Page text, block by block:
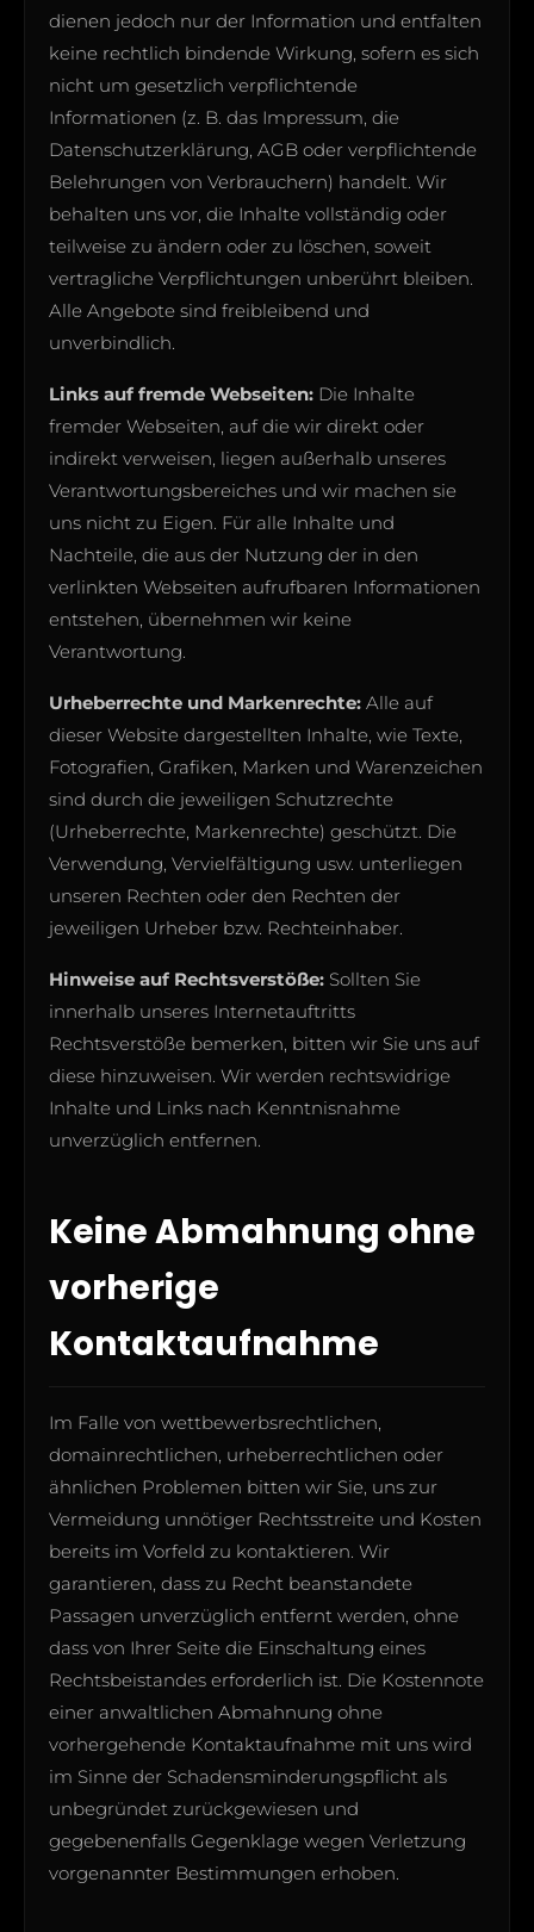
dienen jedoch nur der Information und entfalten
keine rechtlich bindende Wirkung, sofern es sich
nicht um gesetzlich verpflichtende
Informationen (z. B. das Impressum, die
Datenschutzerklärung, AGB oder verpflichtende
Belehrungen von Verbrauchern) handelt. Wir
behalten uns vor, die Inhalte vollständig oder
teilweise zu ändern oder zu löschen, soweit
vertragliche Verpflichtungen unberührt bleiben.
Alle Angebote sind freibleibend und
unverbindlich.
Links auf fremde Webseiten: Die Inhalte
fremder Webseiten, auf die wir direkt oder
indirekt verweisen, liegen außerhalb unseres
Verantwortungsbereiches und wir machen sie
uns nicht zu Eigen. Für alle Inhalte und
Nachteile, die aus der Nutzung der in den
verlinkten Webseiten aufrufbaren Informationen
entstehen, übernehmen wir keine
Verantwortung.
Urheberrechte und Markenrechte: Alle auf
dieser Website dargestellten Inhalte, wie Texte,
Fotografien, Grafiken, Marken und Warenzeichen
sind durch die jeweiligen Schutzrechte
(Urheberrechte, Markenrechte) geschützt. Die
Verwendung, Vervielfältigung usw. unterliegen
unseren Rechten oder den Rechten der
jeweiligen Urheber bzw. Rechteinhaber.
Hinweise auf Rechtsverstöße: Sollten Sie
innerhalb unseres Internetauftritts
Rechtsverstöße bemerken, bitten wir Sie uns auf
diese hinzuweisen. Wir werden rechtswidrige
Inhalte und Links nach Kenntnisnahme
unverzüglich entfernen.
Keine Abmahnung ohne
vorherige
Kontaktaufnahme
Im Falle von wettbewerbsrechtlichen,
domainrechtlichen, urheberrechtlichen oder
ähnlichen Problemen bitten wir Sie, uns zur
Vermeidung unnötiger Rechtsstreite und Kosten
bereits im Vorfeld zu kontaktieren. Wir
garantieren, dass zu Recht beanstandete
Passagen unverzüglich entfernt werden, ohne
dass von Ihrer Seite die Einschaltung eines
Rechtsbeistandes erforderlich ist. Die Kostennote
einer anwaltlichen Abmahnung ohne
vorhergehende Kontaktaufnahme mit uns wird
im Sinne der Schadensminderungspflicht als
unbegründet zurückgewiesen und
gegebenenfalls Gegenklage wegen Verletzung
vorgenannter Bestimmungen erhoben.